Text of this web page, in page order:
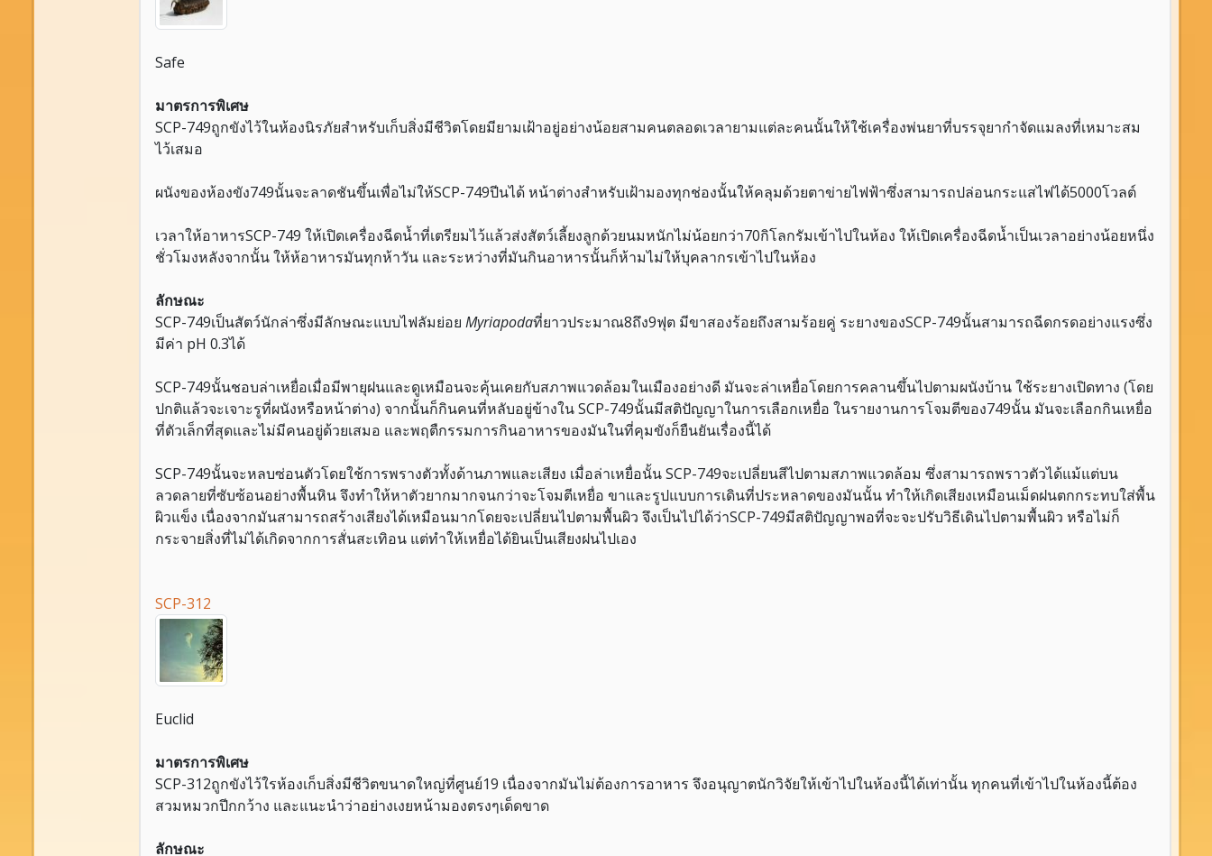
Safe
มาตรการพิเศษ
SCP-749ถูกขังไว้ในห้องนิรภัยสำหรับเก็บสิ่งมีชีวิตโดยมียามเฝ้าอยู่อย่างน้อยสามคนตลอดเวลายามแต่ละคนนั้นให้ใช้เครื่องพ่นยาที่บรรจุยากำจัดแมลงที่เหมาะสม
ไว้เสมอ
ผนังของห้องขัง749นั้นจะลาดชันขึ้นเพื่อไม่ให้SCP-749ปีนได้ หน้าต่างสำหรับเฝ้ามองทุกช่องนั้นให้คลุมด้วยตาข่ายไฟฟ้าซึ่งสามารถปล่อนกระแสไฟได้5000โวลต์
เวลาให้อาหารSCP-749 ให้เปิดเครื่องฉีดน้ำที่เตรียมไว้แล้วส่งสัตว์เลี้ยงลูกด้วยนมหนักไม่น้อยกว่า70กิโลกรัมเข้าไปในห้อง ให้เปิดเครื่องฉีดน้ำเป็นเวลาอย่างน้อยหนึ่ง
ชั่วโมงหลังจากนั้น ให้ห้อาหารมันทุกห้าวัน และระหว่างที่มันกินอาหารนั้นก็ห้ามไม่ให้บุคลากรเข้าไปในห้อง
ลักษณะ
SCP-749เป็นสัตว์นักล่าซึ่งมีลักษณะแบบไฟลัมย่อย Myriapodaที่ยาวประมาณ8ถึง9ฟุต มีขาสองร้อยถึงสามร้อยคู่ ระยางของSCP-749นั้นสามารถฉีดกรดอย่างแรงซึ่ง
มีค่า pH 0.3ได้
SCP-749นั้นชอบล่าเหยื่อเมื่อมีพายุฝนและดูเหมือนจะคุ้นเคยกับสภาพแวดล้อมในเมืองอย่างดี มันจะล่าเหยื่อโดยการคลานขึ้นไปตามผนังบ้าน ใช้ระยางเปิดทาง (โดย
ปกติแล้วจะเจาะรูที่ผนังหรือหน้าต่าง) จากนั้นก็กินคนที่หลับอยู่ข้างใน SCP-749นั้นมีสติปัญญาในการเลือกเหยื่อ ในรายงานการโจมตีของ749นั้น มันจะเลือกกินเหยื่อ
ที่ตัวเล็กที่สุดและไม่มีคนอยู่ด้วยเสมอ และพฤตืกรรมการกินอาหารของมันในที่คุมขังก็ยืนยันเรื่องนี้ได้
SCP-749นั้นจะหลบซ่อนตัวโดยใช้การพรางตัวทั้งด้านภาพและเสียง เมื่อล่าเหยื่อนั้น SCP-749จะเปลี่ยนสีไปตามสภาพแวดล้อม ซึ่งสามารถพราวตัวได้แม้แต่บน
ลวดลายที่ซับซ้อนอย่างพื้นหิน จึงทำให้หาตัวยากมากจนกว่าจะโจมตีเหยื่อ ขาและรูปแบบการเดินที่ประหลาดของมันนั้น ทำให้เกิดเสียงเหมือนเม็ดฝนตกกระทบใส่พื้น
ผิวแข็ง เนื่องจากมันสามารถสร้างเสียงได้เหมือนมากโดยจะเปลี่ยนไปตามพื้นผิว จึงเป็นไปได้ว่าSCP-749มีสติปัญญาพอที่จะจะปรับวิธีเดินไปตามพื้นผิว หรือไม่ก็
กระจายสิ่งที่ไม่ได้เกิดจากการสั่นสะเทิอน แต่ทำให้เหยื่อได้ยินเป็นเสียงฝนไปเอง
SCP-312
Euclid
มาตรการพิเศษ
SCP-312ถูกขังไว้ใรห้องเก็บสิ่งมีชีวิตขนาดใหญ่ที่ศูนย์19 เนื่องจากมันไม่ต้องการอาหาร จึงอนุญาตนักวิจัยให้เข้าไปในห้องนี้ได้เท่านั้น ทุกคนที่เข้าไปในห้องนี้ต้อง
สวมหมวกปีกกว้าง และแนะนำว่าอย่างเงยหน้ามองตรงๆเด็ดขาด
ลักษณะ